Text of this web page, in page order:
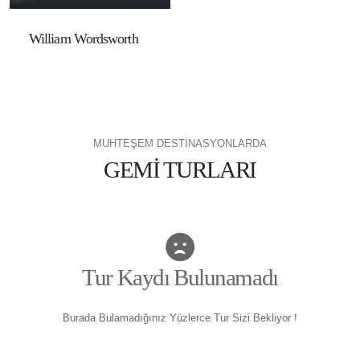
William Wordsworth
MUHTEŞEM DESTİNASYONLARDA
GEMİ TURLARI
Tur Kaydı Bulunamadı
Burada Bulamadığınız Yüzlerce Tur Sizi Bekliyor !